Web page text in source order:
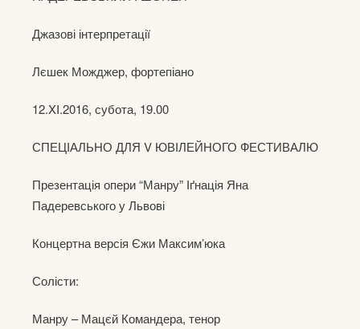
Джазові інтерпретації
Лєшек Можджер, фортепіано
12.XI.2016, субота, 19.00
СПЕЦІАЛЬНО ДЛЯ V ЮВІЛЕЙНОГО ФЕСТИВАЛЮ
Презентація опери “Манру” Іґнація Яна
Падеревського у Львові
Концертна версія Єжи Максим’юка
Солісти:
Манру – Мацєй Командера, тенор